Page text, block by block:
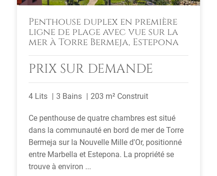
Penthouse duplex en première
ligne de plage avec vue sur la
mer à Torre Bermeja, Estepona
PRIX SUR DEMANDE
4 Lits 3 Bains 203 m² Construit
Ce penthouse de quatre chambres est situé
dans la communauté en bord de mer de Torre
Bermeja sur la Nouvelle Mille d'Or, positionné
entre Marbella et Estepona. La propriété se
trouve à environ ...